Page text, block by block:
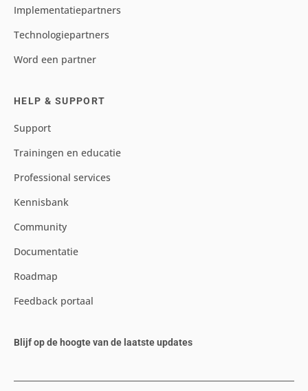
Implementatiepartners
Technologiepartners
Word een partner
HELP & SUPPORT
Support
Trainingen en educatie
Professional services
Kennisbank
Community
Documentatie
Roadmap
Feedback portaal
Blijf op de hoogte van de laatste updates